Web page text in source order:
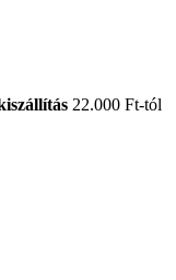
22.000 Ft-tól